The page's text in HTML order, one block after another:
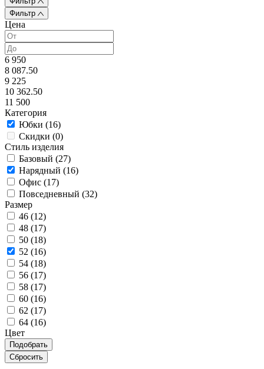
Фильтр
Цена
6 950
8 087.50
9 225
10 362.50
11 500
Категория
Юбки (16)
Скидки (0)
Стиль изделия
Базовый (27)
Нарядный (16)
Офис (17)
Повседневный (32)
Размер
46 (12)
48 (17)
50 (18)
52 (16)
54 (18)
56 (17)
58 (17)
60 (16)
62 (17)
64 (16)
Цвет